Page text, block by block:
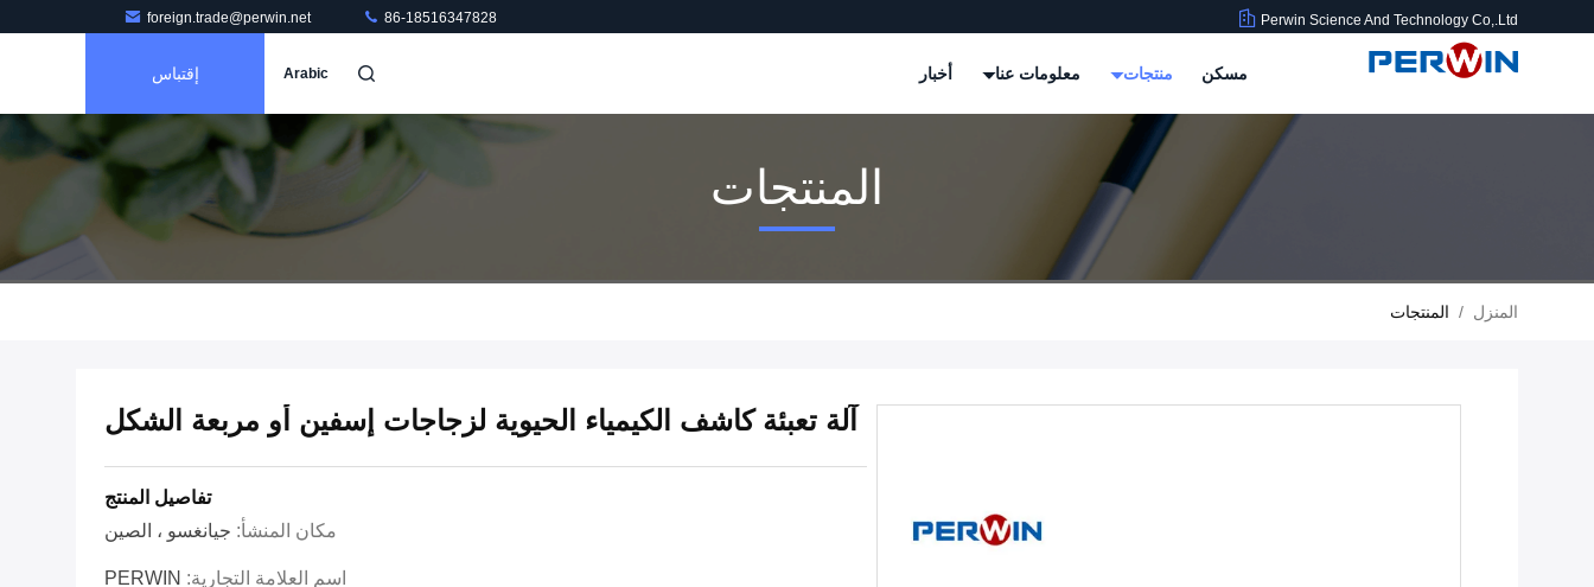
Perwin Science And Technology Co,.Ltd
foreign.trade@perwin.net 86-18516347828
مسكن منتجات معلومات عنا أخبار Arabic إقتباس
المنتجات
المنزل / المنتجات
آلة تعبئة كاشف الكيمياء الحيوية لزجاجات إسفين أو مربعة الشكل
تفاصيل المنتج
مكان المنشأ: جيانغسو ، الصين
اسم العلامة التجارية: PERWIN